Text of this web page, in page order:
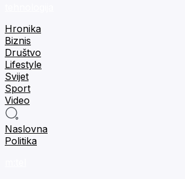
Hronika
Biznis
Društvo
Lifestyle
Svijet
Sport
Video
Naslovna
Politika